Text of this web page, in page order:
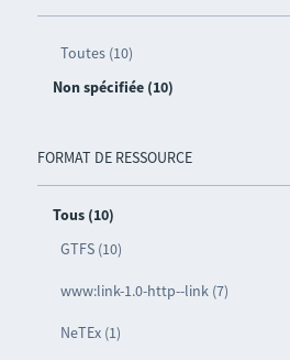
Toutes (10)
Non spécifiée (10)
FORMAT DE RESSOURCE
Tous (10)
GTFS (10)
www:link-1.0-http--link (7)
NeTEx (1)